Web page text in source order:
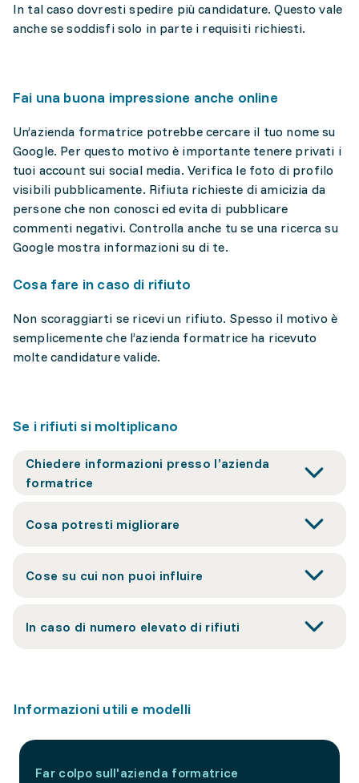
In tal caso dovresti spedire più candidature. Questo vale
anche se soddisfi solo in parte i requisiti richiesti.
Fai una buona impressione anche online
Un’azienda formatrice potrebbe cercare il tuo nome su
Google. Per questo motivo è importante tenere privati i
tuoi account sui social media. Verifica le foto di profilo
visibili pubblicamente. Rifiuta richieste di amicizia da
persone che non conosci ed evita di pubblicare
commenti negativi. Controlla anche tu se una ricerca su
Google mostra informazioni su di te.
Cosa fare in caso di rifiuto
Non scoraggiarti se ricevi un rifiuto. Spesso il motivo è
semplicemente che l’azienda formatrice ha ricevuto
molte candidature valide.
Se i rifiuti si moltiplicano
Chiedere informazioni presso l’azienda
formatrice
Cosa potresti migliorare
Cose su cui non puoi influire
In caso di numero elevato di rifiuti
Informazioni utili e modelli
Far colpo sull'azienda formatrice